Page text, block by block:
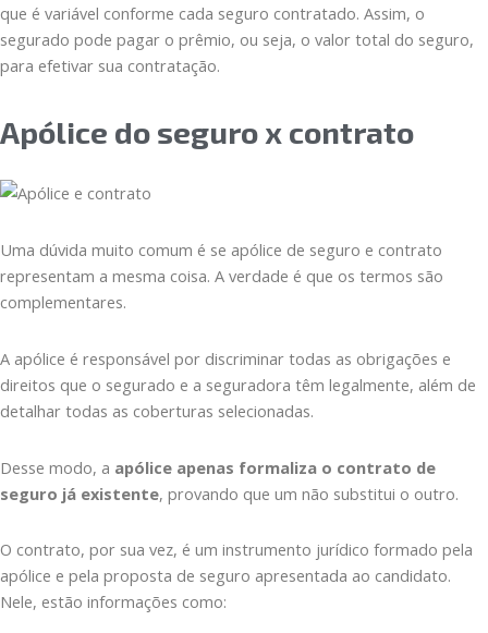
que é variável conforme cada seguro contratado. Assim, o
segurado pode pagar o prêmio, ou seja, o valor total do seguro,
para efetivar sua contratação.
Apólice do seguro x contrato
Uma dúvida muito comum é se apólice de seguro e contrato
representam a mesma coisa. A verdade é que os termos são
complementares.
A apólice é responsável por discriminar todas as obrigações e
direitos que o segurado e a seguradora têm legalmente, além de
detalhar todas as coberturas selecionadas.
Desse modo, a apólice apenas formaliza o contrato de
seguro já existente, provando que um não substitui o outro.
O contrato, por sua vez, é um instrumento jurídico formado pela
apólice e pela proposta de seguro apresentada ao candidato.
Nele, estão informações como: